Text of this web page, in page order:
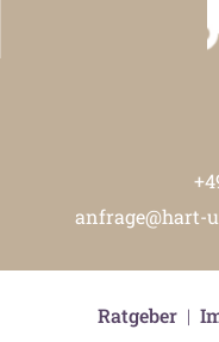
anfrage@hart-
Ratgeber|